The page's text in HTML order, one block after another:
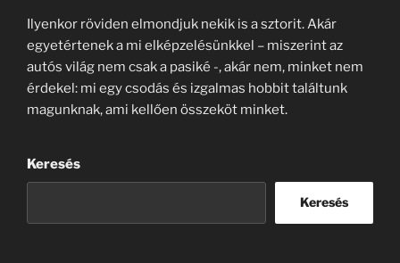
Ilyenkor röviden elmondjuk nekik is a sztorit. Akár
egyetértenek a mi elképzelésünkkel – miszerint az
autós világ nem csak a pasiké -, akár nem, minket nem
érdekel: mi egy csodás és izgalmas hobbit találtunk
magunknak, ami kellően összeköt minket.
Keresés
Keresés